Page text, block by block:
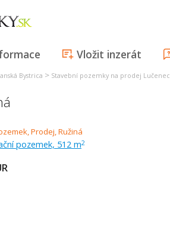
Vložit inzerát
Bystrica > Stavební pozemky na prodej Lučenec
pozemek, 512 m2